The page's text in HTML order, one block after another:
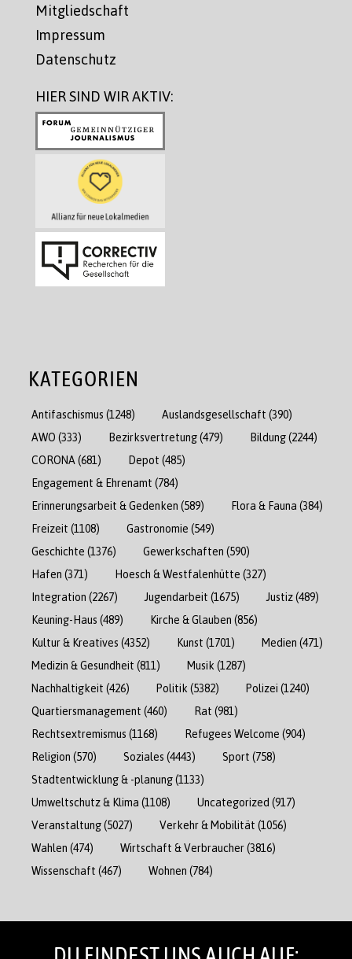
Mitgliedschaft
Impressum
Datenschutz
HIER SIND WIR AKTIV:
KATEGORIEN
Antifaschismus (1248) Auslandsgesellschaft (390)
AWO (333) Bezirksvertretung(479) Bildung(2244)
CORONA (681) Depot (485)
Engagement & Ehrenamt (784)
Erinnerungsarbeit & Gedenken (589) Flora & Fauna (384)
Freizeit (1108) Gastronomie (549)
Geschichte (1376) Gewerkschaften (590)
Hafen (371) Hoesch & Westfalenhütte (327)
Integration (2267) Jugendarbeit (1675) Justiz(489)
Keuning-Haus (489) Kirche & Glauben (856)
Kultur & Kreatives (4352) Kunst (1701) Medien (471)
Medizin & Gesundheit (811) Musik (1287)
Nachhaltigkeit (426) Politik (5382) Polizei (1240)
Quartiersmanagement (460) Rat (981)
Rechtsextremismus (1168) Refugees Welcome (904)
Religion (570) Soziales (4443) Sport (758)
Stadtentwicklung & -planung(1133)
Umweltschutz & Klima (1108) Uncategorized (917)
Veranstaltung(5027) Verkehr & Mobilität (1056)
Wahlen (474) Wirtschaft & Verbraucher(3816)
Wissenschaft (467) Wohnen (784)